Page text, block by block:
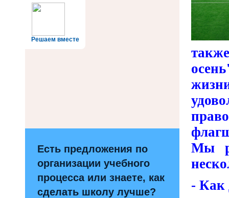
Решаем вместе
Есть предложения по
организации учебного
процесса или знаете, как
сделать школу лучше?
Мы
- Как